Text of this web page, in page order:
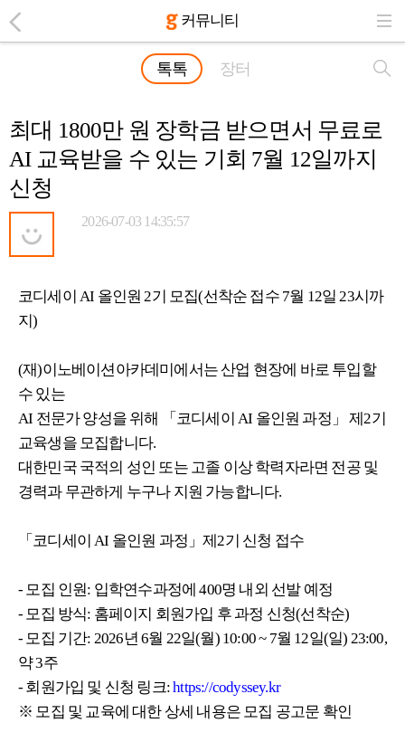
커뮤니티
톡톡 장터
최대 1800만 원 장학금 받으면서 무료로
AI 교육받을 수 있는 기회 7월 12일까지
신청
2026-07-03 14:35:57
코디세이 AI 올인원2기 모집(선착순 접수 7월 12일23시까
지)
(재)이노베이션아카데미에서는 산업 현장에 바로 투입할
수 있는
AI 전문가 양성을 위해 「코디세이AI 올인원 과정」 제2기
교육생을 모집합니다.
대한민국 국적의 성인 또는 고졸 이상 학력자라면 전공 및
경력과 무관하게 누구나 지원 가능합니다.
「코디세이AI 올인원 과정」제2기 신청 접수
- 모집 인원: 입학연수과정에400명 내외 선발 예정
- 모집 방식: 홈페이지 회원가입 후 과정 신청(선착순)
- 모집 기간: 2026년6월 22일(월) 10:00 ~ 7월 12일(일) 23:00,
약3주
- 회원가입 및 신청 링크:https://codyssey.kr
※ 모집 및 교육에 대한 상세 내용은 모집 공고문 확인